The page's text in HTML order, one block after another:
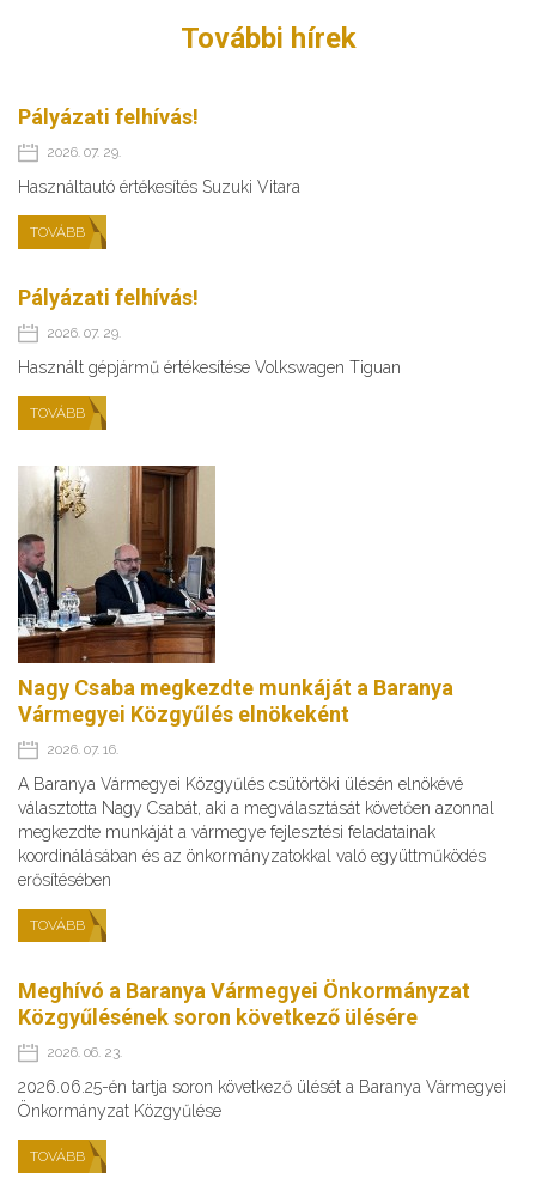
További hírek
Pályázati felhívás!
2026. 07. 29.
Használtautó értékesítés Suzuki Vitara
TOVÁBB
Pályázati felhívás!
2026. 07. 29.
Használt gépjármű értékesítése Volkswagen Tiguan
TOVÁBB
Nagy Csaba megkezdte munkáját a Baranya
Vármegyei Közgyűlés elnökeként
2026. 07. 16.
A Baranya Vármegyei Közgyűlés csütörtöki ülésén elnökévé
választotta Nagy Csabát, aki a megválasztását követően azonnal
megkezdte munkáját a vármegye fejlesztési feladatainak
koordinálásában és az önkormányzatokkal való együttműködés
erősítésében
TOVÁBB
Meghívó a Baranya Vármegyei Önkormányzat
Közgyűlésének soron következő ülésére
2026. 06. 23.
2026.06.25-én tartja soron következő ülését a Baranya Vármegyei
Önkormányzat Közgyűlése
TOVÁBB